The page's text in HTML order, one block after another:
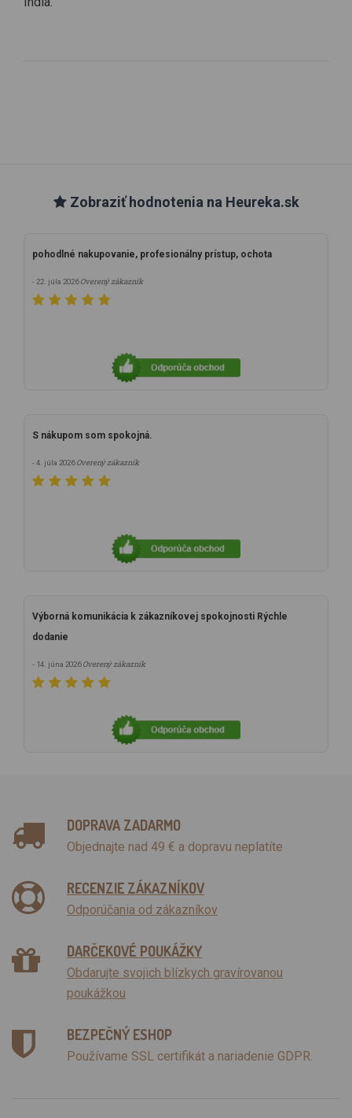
Zobraziť hodnotenia na Heureka.sk
pohodlné nakupovanie, profesionálny prístup, ochota
- 22. júla 2026Overený zákazník
S nákupom som spokojná.
- 4. júla 2026Overený zákazník
Výborná komunikácia k zákazníkovej spokojnosti Rýchle
dodanie
- 14. júna 2026Overený zákazník
DOPRAVA ZADARMO
Objednajte nad 49 € a dopravu neplatíte
RECENZIE ZÁKAZNÍKOV
Odporúčania od zákazníkov
DARČEKOVÉ POUKÁŽKY
Obdarujte svojich blízkych gravírovanou
poukážkou
BEZPEČNÝ ESHOP
Používame SSL certifikát a nariadenie GDPR.